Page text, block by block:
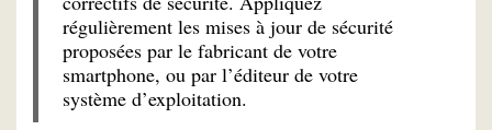
régulièrement les mises à jour de sécurité
proposées par le fabricant de votre
smartphone, ou par l’éditeur de votre
système d’exploitation.